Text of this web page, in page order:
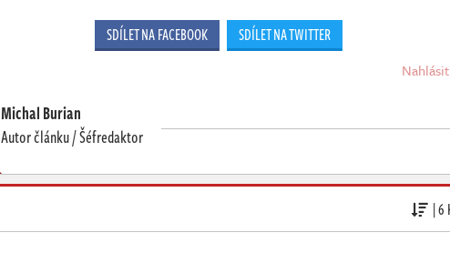
SDÍLET NA FACEBOOK SDÍLET NA TWITTER
Michal Burian
Autor článku / Šéfredaktor
| 6